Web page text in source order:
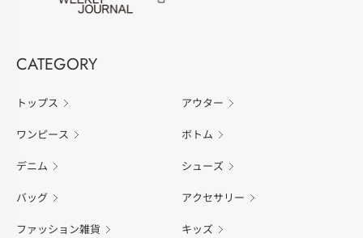
CATEGORY
トップス アウター
ワンピース ボトム
デニム シューズ
バッグ アクセサリー
ファッション雑貨 キッズ